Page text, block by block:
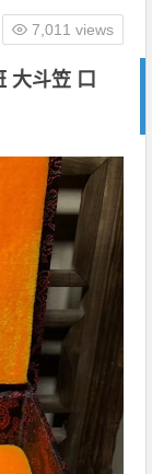
大斗笠 口
7,011 views